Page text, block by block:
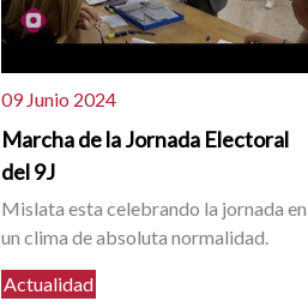
09 Junio 2024
Marcha de la Jornada Electoral
del 9J
Mislata esta celebrando la jornada en
un clima de absoluta normalidad.
Actualidad